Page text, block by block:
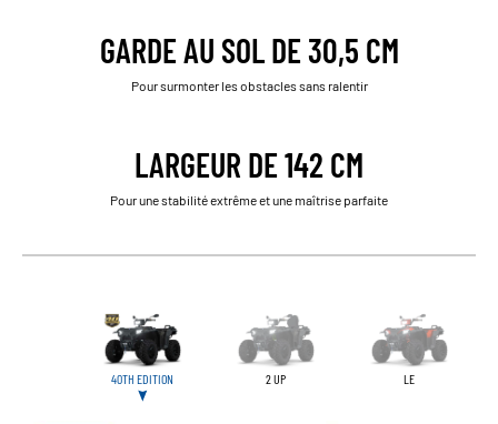
GARDE AU SOL DE 30,5 CM
Pour surmonter les obstacles sans ralentir
LARGEUR DE 142 CM
Pour une stabilité extrême et une maîtrise parfaite
40TH EDITION 2 UP LE